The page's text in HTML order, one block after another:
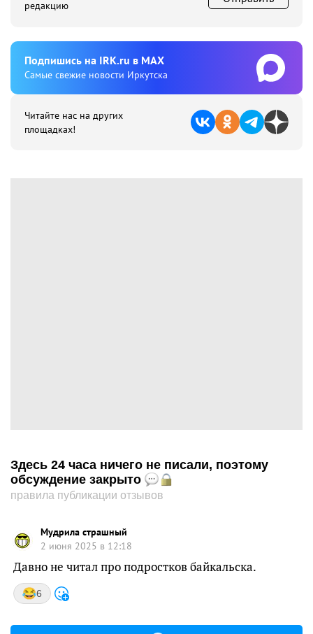
редакцию
Подпишиcь на IRK.ru в MAX
Cамые свежие новости Иркутска
Читайте нас на других
площадках!
Здесь 24 часа ничего не писали, поэтому
обсуждение закрыто
правила публикации отзывов
Мудрила страшный
2 июня 2025 в 12:18
Давно не читал про подростков байкальска.
6